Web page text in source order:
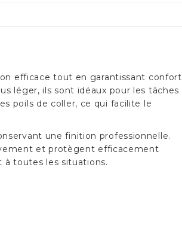
efficace tout en garantissant confort
léger, ils sont idéaux pour les tâches
poils de coller, ce qui facilite le
une finition professionnelle.
et protègent efficacement
à toutes les situations.